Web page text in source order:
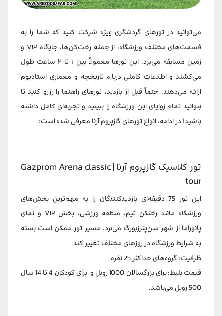
می‌توانید در تورهای گردشگری ویژه شرکت کنید که شما را به
قسمت‌های مختلف ورزشگاه، از جمله رخت‌کن‌ها، جایگاه VIP و
زمین مسابقه می‌برد. این تورها معمولاً بین ۱ تا ۲ ساعت طول
می‌کشند و اطلاعات کاملی درباره تاریخچه و معماری استادیوم
ارائه می‌دهند. حتماً قبل از بازدید، تورهای راهنما را رزرو کنید تا
بتوانید تمام زوایای این ورزشگاه را ببینید و تجربه‌ای کامل داشته
باشید! در ادامه، انواع تورهای گازپروم آرنا معرفی شده است:
تور کلاسیک گازپروم آرنا | Gazprom Arena classic
tour
این تور 75 دقیقه‌ای بازدیدکنندگان را به مهم‌ترین بخش‌های
ورزشگاه مانند رختکن تیم، منطقه ورزشی، بخش VIP و نمای
پانوراما از شهر سن‌پترزبورگ می‌برد. مسیر تور ممکن است بسته
به شرایط ورزشگاه در روزهای مختلف تغییر کند.
ظرفیت: گروه‌های حداکثر 25 نفره
قیمت بلیط: برای بزرگسالان 1000 روبل و برای کودکان 4 تا 14 سال
500 روبل می‌باشد.